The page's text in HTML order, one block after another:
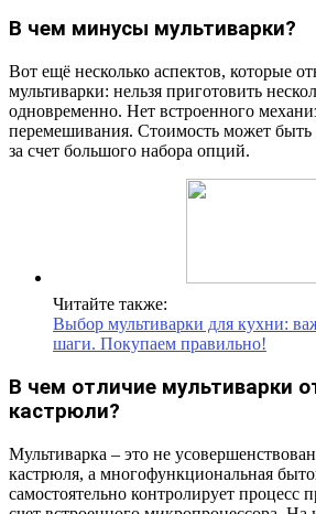
В чем минусы мультиварки?
Вот ещё несколько аспектов, которые
мультиварки: нельзя приготовить
одновременно. Нет встроенного
перемешивания. Стоимость может быть
за счет большого набора опций.
Читайте также:
Выбор мультиварки для кухни:
шаги. Покупаем правильно!
В чем отличие мультиварки
кастрюли?
Мультиварка – это не
кастрюля, а многофункциональная
самостоятельно контролирует процесс